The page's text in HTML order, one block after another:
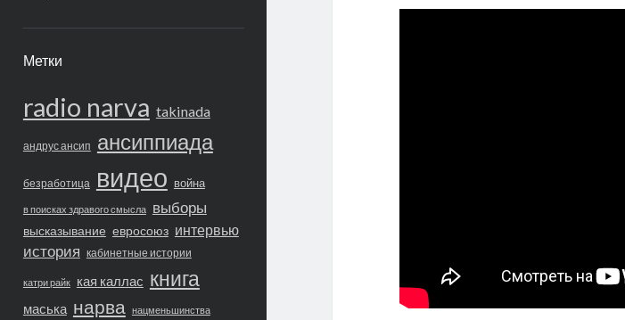
Метки
radio narva takinada
андрус ансип ансиппиада
безработица видео война
в поисках здравого смысла выборы
высказывание евросоюз интервью
история кабинетные истории
катри райк кая каллас книга
маська нарва нацменьшинства